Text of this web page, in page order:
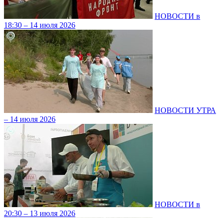
НОВОСТИ в
18:30 – 14 июля 2026
НОВОСТИ УТРА
– 14 июля 2026
НОВОСТИ в
20:30 – 13 июля 2026